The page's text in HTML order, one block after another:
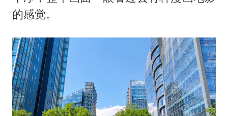
的感觉。